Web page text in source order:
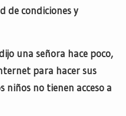
de condiciones y
una señora hace poco,
para hacer sus
niños no tienen acceso a